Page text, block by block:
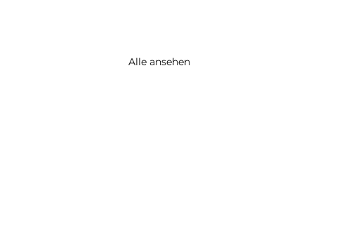
Alle ansehen